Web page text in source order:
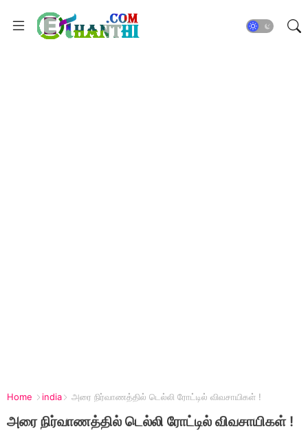
Home india அரை நிர்வாணத்தில் டெல்லி ரோட்டில் விவசாயிகள் !
அரை நிர்வாணத்தில் டெல்லி ரோட்டில் விவசாயிகள் !